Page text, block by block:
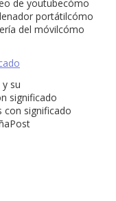
de youtubecómo
portátilcómo
del móvilcómo
su
significado
con significado